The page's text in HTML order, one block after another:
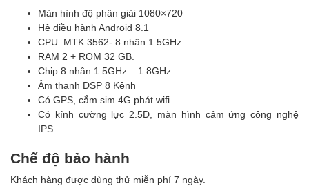
Màn hình độ phân giải 1080×720
Hệ điều hành Android 8.1
CPU: MTK 3562- 8 nhân 1.5GHz
RAM 2 + ROM 32 GB.
Chip 8 nhân 1.5GHz – 1.8GHz
Âm thanh DSP 8 Kênh
Có GPS, cắm sim 4G phát wifi
Có kính cường lực 2.5D, màn hình cảm ứng công nghệ
IPS.
Chế độ bảo hành
Khách hàng được dùng thử miễn phí 7 ngày.